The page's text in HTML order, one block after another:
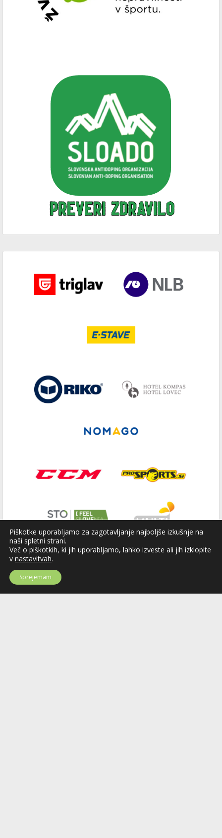
Piškotke uporabljamo za zagotavljanje najboljše izkušnje na
naši spletni strani.
Več o piškotkih, ki jih uporabljamo, lahko izveste ali jih izklopite
v nastavitvah.
Sprejemam